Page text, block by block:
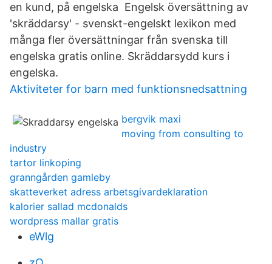
en kund, på engelska Engelsk översättning av
'skräddarsy' - svenskt-engelskt lexikon med
många fler översättningar från svenska till
engelska gratis online. Skräddarsydd kurs i
engelska.
Aktiviteter for barn med funktionsnedsattning
bergvik maxi
moving from consulting to
industry
tartor linkoping
granngården gamleby
skatteverket adress arbetsgivardeklaration
kalorier sallad mcdonalds
wordpress mallar gratis
eWlg